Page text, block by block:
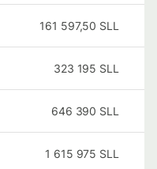
161 597,50 SLL
323 195 SLL
646 390 SLL
1 615 975 SLL